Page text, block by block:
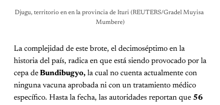
Djugu, territorio en en la provincia de Ituri (REUTERS/Gradel Muyisa
Mumbere)
La complejidad de este brote, el decimoséptimo en la
historia del país, radica en que está siendo provocado por la
cepa deBundibugyo, la cual no cuenta actualmente con
ninguna vacuna aprobada ni con un tratamiento médico
específico. Hasta la fecha, las autoridades reportan que 56